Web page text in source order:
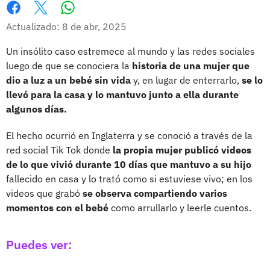
Facebook
X
Actualizado: 8 de abr, 2025
Un insólito caso estremece al mundo y las redes sociales
luego de que se conociera la historia de una mujer que
dio a luz a un bebé sin vida y, en lugar de enterrarlo, se lo
llevó para la casa y lo mantuvo junto a ella durante
algunos días.
El hecho ocurrió en Inglaterra y se conoció a través de la
red social Tik Tok donde la propia mujer publicó videos
de lo que vivió durante 10 días que mantuvo a su hijo
fallecido en casa y lo trató como si estuviese vivo; en los
videos que grabó se observa compartiendo varios
momentos con el bebé como arrullarlo y leerle cuentos.
Puedes ver: